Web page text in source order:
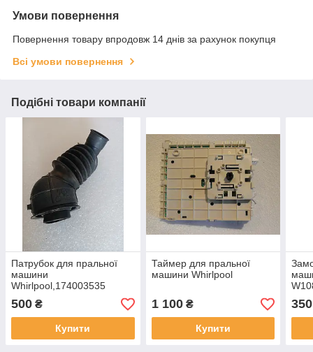
Умови повернення
Повернення товару впродовж 14 днів за рахунок покупця
Всі умови повернення
Подібні товари компанії
Патрубок для пральної
машини
Whirlpool,174003535
500 ₴
Купити
Таймер для пральної
машини Whirlpool
1 100₴
Купити
350